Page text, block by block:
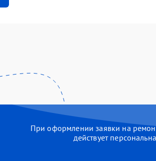
При оформлении заявки на
действует